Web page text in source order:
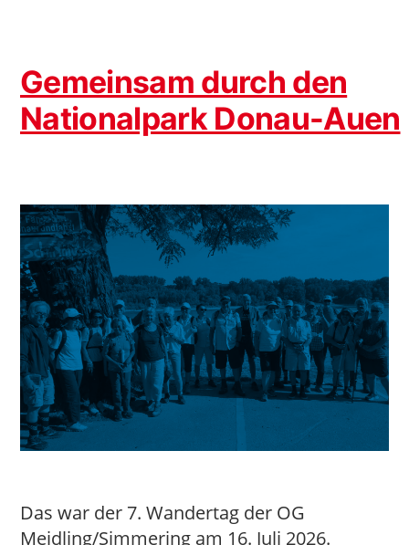
Gemeinsam durch den
Nationalpark Donau-Auen
Das war der 7. Wandertag der OG
Meidling/Simmering am 16. Juli 2026.